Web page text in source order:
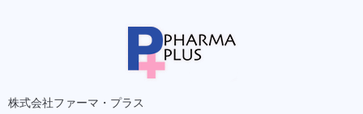
株式会社ファーマ・プラス